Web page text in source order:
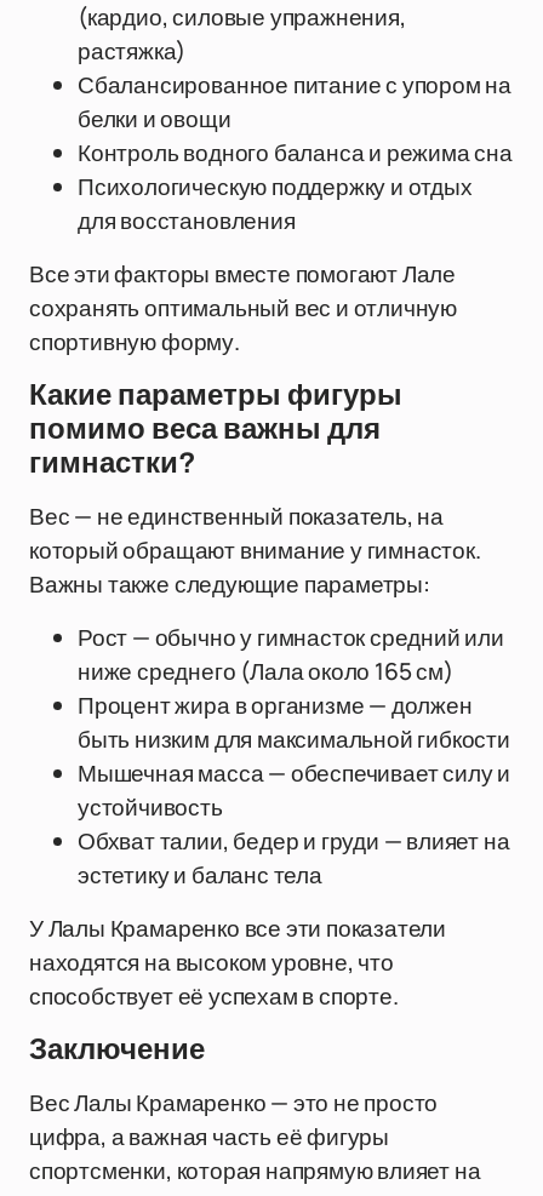
(кардио, силовые упражнения,
растяжка)
Сбалансированное питание с упором на
белки и овощи
Контроль водного баланса и режима сна
Психологическую поддержку и отдых
для восстановления
Все эти факторы вместе помогают Лале
сохранять оптимальный вес и отличную
спортивную форму.
Какие параметры фигуры
помимо веса важны для
гимнастки?
Вес — не единственный показатель, на
который обращают внимание у гимнасток.
Важны также следующие параметры:
Рост — обычно у гимнасток средний или
ниже среднего (Лала около 165 см)
Процент жира в организме — должен
быть низким для максимальной гибкости
Мышечная масса — обеспечивает силу и
устойчивость
Обхват талии, бедер и груди — влияет на
эстетику и баланс тела
У Лалы Крамаренко все эти показатели
находятся на высоком уровне, что
способствует её успехам в спорте.
Заключение
Вес Лалы Крамаренко — это не просто
цифра, а важная часть её фигуры
спортсменки, которая напрямую влияет на